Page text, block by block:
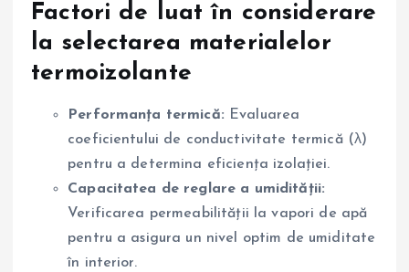
Factori de luat în considerare
la selectarea materialelor
termoizolante
Performanța termică: Evaluarea
coeficientului de conductivitate termică (λ)
pentru a determina eficiența izolației.
Capacitatea de reglare a umidității:
Verificarea permeabilității la vapori de apă
pentru a asigura un nivel optim de umiditate
în interior.